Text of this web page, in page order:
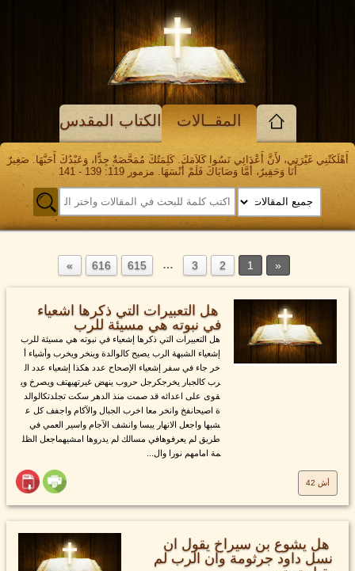
المقــالات الكتاب المقدس
أَهْلَكَتْنِي غَيْرَتِي، لأَنَّ أَعْدَائِي نَسُوا كَلاَمَكَ. كَلِمَتُكَ مُمَحَّصَةٌ جِدًّا، وَعَبْدُكَ أَحَبَّهَا. صَغِيرٌ
أَنَا وَحَقِيرٌ، أَمَّا وَصَايَاكَ فَلَمْ أَنْسَهَا. مزمور 119: 139 - 141
1
2
3
…
615
616
هل التعبيرات التي ذكرها اشعياء
في نبوته هي مسيئة للرب
هل التعبيرات التي ذكرها إشعياء في نبوته هي مسيئة للرب
إشعياء الشبهة الرب يصيح كالوالدة وينخر ويخرب وأشياء أ
خر جاء في سفر إشعياء الإصحاح عدد هكذا إشعياء عدد ال
رب كالجبار يخرجكرجل حروب ينهض غيرتهيهتف ويصرخ وي
قوى على اعدائه قد صمت منذ الدهر سكت تجلدتكالوالد
ة اصيحانفخ وانخر معا اخرب الجبال والآكام واجفف كل ع
شبها واجعل الانهار يبسا وانشف الآجام واسير العمي في
طريق لم يعرفوهافي مسالك لم يدروها امشيهماجعل الظل
مة امامهم نورا وال...
أش 42
هل يشوع بن سيراخ يقول ان
نسل داود جرثومة وان الرب لم